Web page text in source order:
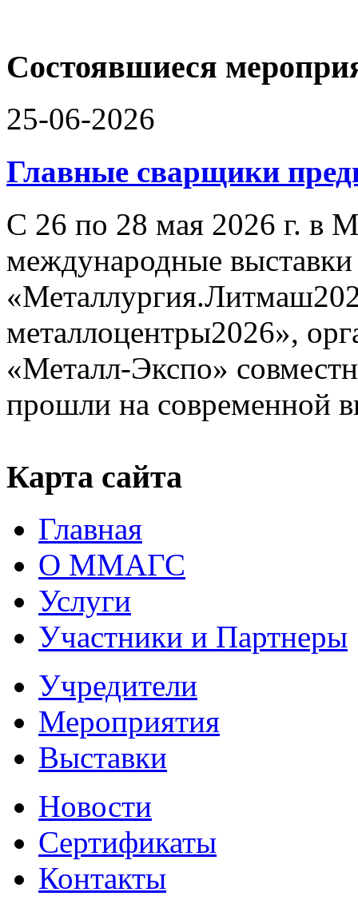
Состоявшиеся
25-06-2026
Главные сварщики
С 26 по 28 мая 2026 г. в
международные
металлоцентры2026»,
«Металл-Экспо»
прошли на современной
Карта сайта
Главная
О ММАГС
Услуги
Участники и Партнеры
Учредители
Мероприятия
Выставки
Новости
Сертификаты
Контакты